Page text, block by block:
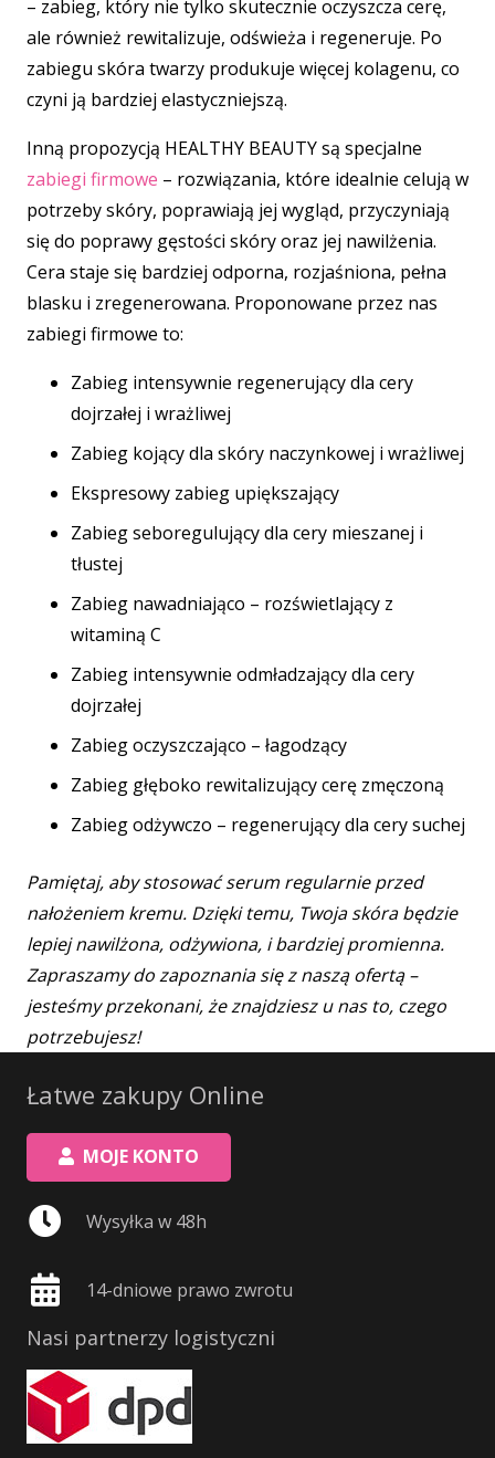
– zabieg, który nie tylko skutecznie oczyszcza cerę,
ale również rewitalizuje, odświeża i regeneruje. Po
zabiegu skóra twarzy produkuje więcej kolagenu, co
czyni ją bardziej elastyczniejszą.
Inną propozycją HEALTHY BEAUTY są specjalne
zabiegi firmowe – rozwiązania, które idealnie celują w
potrzeby skóry, poprawiają jej wygląd, przyczyniają
się do poprawy gęstości skóry oraz jej nawilżenia.
Cera staje się bardziej odporna, rozjaśniona, pełna
blasku i zregenerowana. Proponowane przez nas
zabiegi firmowe to:
Zabieg intensywnie regenerujący dla cery
dojrzałej i wrażliwej
Zabieg kojący dla skóry naczynkowej i wrażliwej
Ekspresowy zabieg upiększający
Zabieg seboregulujący dla cery mieszanej i
tłustej
Zabieg nawadniająco – rozświetlający z
witaminą C
Zabieg intensywnie odmładzający dla cery
dojrzałej
Zabieg oczyszczająco – łagodzący
Zabieg głęboko rewitalizujący cerę zmęczoną
Zabieg odżywczo – regenerujący dla cery suchej
Pamiętaj, aby stosować serum regularnie przed
nałożeniem kremu. Dzięki temu, Twoja skóra będzie
lepiej nawilżona, odżywiona, i bardziej promienna.
Zapraszamy do zapoznania się z naszą ofertą –
jesteśmy przekonani, że znajdziesz u nas to, czego
potrzebujesz!
Łatwe zakupy Online
MOJE KONTO
Wysyłka w 48h
14-dniowe prawo zwrotu
Nasi partnerzy logistyczni